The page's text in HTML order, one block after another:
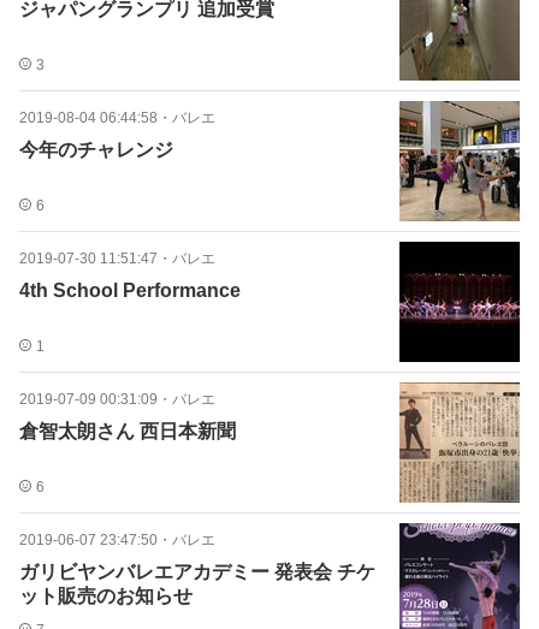
ジャパングランプリ 追加受賞
3
2019-08-04 06:44:58 ・ バレエ
今年のチャレンジ
6
2019-07-30 11:51:47 ・ バレエ
4th School Performance
1
2019-07-09 00:31:09 ・ バレエ
倉智太朗さん 西日本新聞
6
2019-06-07 23:47:50 ・ バレエ
ガリビヤンバレエアカデミー 発表会 チケ
ット販売のお知らせ